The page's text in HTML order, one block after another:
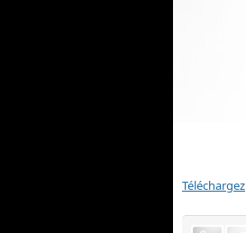
Téléchargez